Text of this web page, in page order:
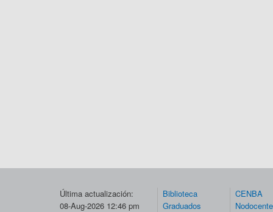
Última actualización:
08-Aug-2026 12:46 pm
Biblioteca
Graduados
CENBA